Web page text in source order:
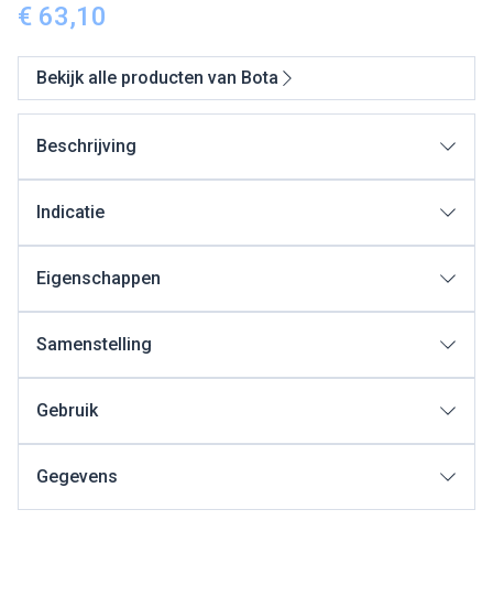
€ 63,10
Bekijk alle producten van Bota
Beschrijving
Indicatie
Eigenschappen
Samenstelling
Gebruik
Gegevens